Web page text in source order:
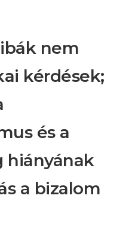
nem
kérdések;
és a
hiányának
a bizalom